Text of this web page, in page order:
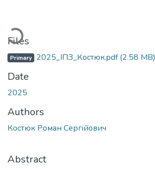
Loading...
Files
Primary 2025_ІПЗ_Костюк.pdf(2.58 MB)
Date
2025
Authors
Костюк Роман Сергійович
Abstract